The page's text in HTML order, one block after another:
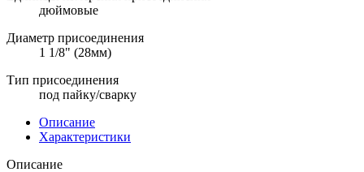
дюймовые
Диаметр присоединения
1 1/8" (28мм)
Тип присоединения
под пайку/сварку
Описание
Характеристики
Описание